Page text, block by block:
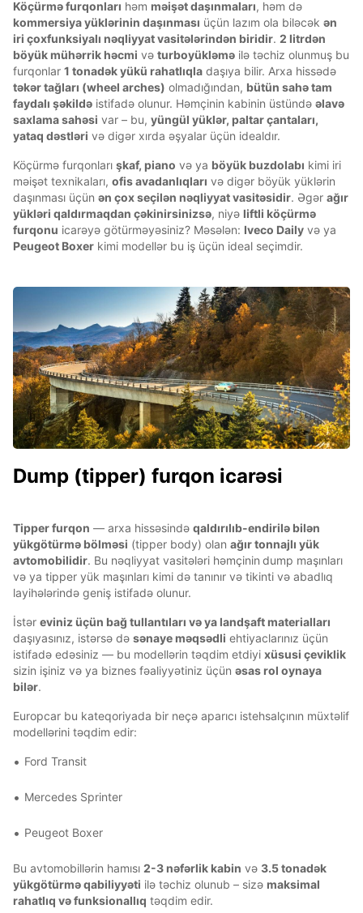
Köçürmə furqonları həm məişət daşınmaları, həm də
kommersiya yüklərinin daşınması üçün lazım ola biləcək ən
iri çoxfunksiyalı nəqliyyat vasitələrindən biridir. 2 litrdən
böyük mühərrik həcmi və turboyükləmə ilə təchiz olunmuş bu
furqonlar 1 tonadək yükü rahatlıqla daşıya bilir. Arxa hissədə
təkər tağları (wheel arches) olmadığından, bütün sahə tam
faydalı şəkildə istifadə olunur. Həmçinin kabinin üstündə əlavə
saxlama sahəsi var – bu, yüngül yüklər, paltar çantaları,
yataq dəstləri və digər xırda əşyalar üçün idealdır.
Köçürmə furqonları şkaf, piano və ya böyük buzdolabı kimi iri
məişət texnikaları, ofis avadanlıqları və digər böyük yüklərin
daşınması üçün ən çox seçilən nəqliyyat vasitəsidir. Əgər ağır
yükləri qaldırmaqdan çəkinirsinizsə, niyə liftli köçürmə
furqonu icarəyə götürməyəsiniz? Məsələn: Iveco Daily və ya
Peugeot Boxer kimi modellər bu iş üçün ideal seçimdir.
Dump (tipper) furqon icarəsi
Tipper furqon — arxa hissəsində qaldırılıb-endirilə bilən
yükgötürmə bölməsi (tipper body) olan ağır tonnajlı yük
avtomobilidir. Bu nəqliyyat vasitələri həmçinin dump maşınları
və ya tipper yük maşınları kimi də tanınır və tikinti və abadlıq
layihələrində geniş istifadə olunur.
İstər eviniz üçün bağ tullantıları və ya landşaft materialları
daşıyasınız, istərsə də sənaye məqsədli ehtiyaclarınız üçün
istifadə edəsiniz — bu modellərin təqdim etdiyi xüsusi çeviklik
sizin işiniz və ya biznes fəaliyyətiniz üçün əsas rol oynaya
bilər.
Europcar bu kateqoriyada bir neçə aparıcı istehsalçının müxtəlif
modellərini təqdim edir:
Ford Transit
Mercedes Sprinter
Peugeot Boxer
Bu avtomobillərin hamısı 2-3 nəfərlik kabin və 3.5 tonadək
yükgötürmə qabiliyyəti ilə təchiz olunub – sizə maksimal
rahatlıq və funksionallıq təqdim edir.